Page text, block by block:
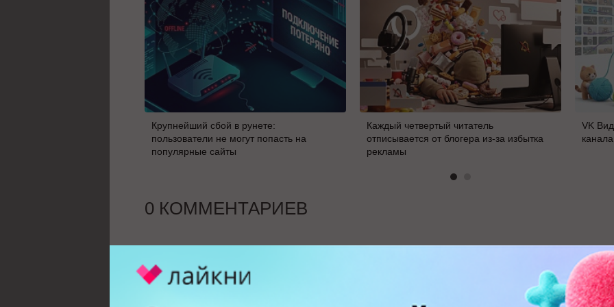
Крупнейший сбой в рунете:
пользователи не могут попасть на
популярные сайты
Каждый четвертый читатель
отписывается от блогера из-за избытка
рекламы
VK
0 КОММЕНТАРИЕВ